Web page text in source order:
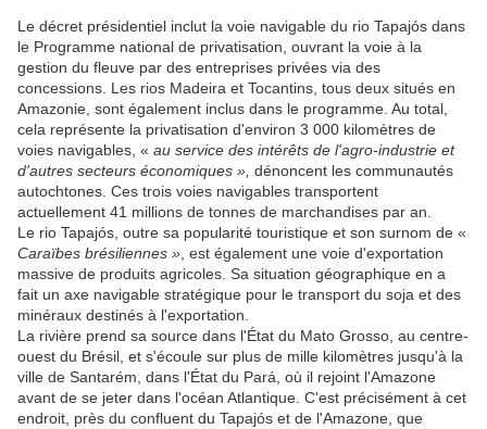
Le décret présidentiel inclut la voie navigable du rio Tapajós dans
le Programme national de privatisation, ouvrant la voie à la
gestion du fleuve par des entreprises privées via des
concessions. Les rios Madeira et Tocantins, tous deux situés en
Amazonie, sont également inclus dans le programme. Au total,
cela représente la privatisation d'environ 3 000 kilomètres de
voies navigables, « au service des intérêts de l'agro-industrie et
d'autres secteurs économiques », dénoncent les communautés
autochtones. Ces trois voies navigables transportent
actuellement 41 millions de tonnes de marchandises par an.
Le rio Tapajós, outre sa popularité touristique et son surnom de «
Caraïbes brésiliennes » , est également une voie d'exportation
massive de produits agricoles. Sa situation géographique en a
fait un axe navigable stratégique pour le transport du soja et des
minéraux destinés à l'exportation.
La rivière prend sa source dans l'État du Mato Grosso, au centre-
ouest du Brésil, et s'écoule sur plus de mille kilomètres jusqu'à la
ville de Santarém, dans l'État du Pará, où il rejoint l'Amazone
avant de se jeter dans l'océan Atlantique. C'est précisément à cet
endroit, près du confluent du Tapajós et de l'Amazone, que